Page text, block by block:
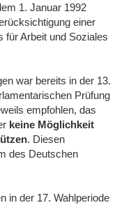
1. Januar 1992
einer
für Arbeit und Soziales
war bereits in der 13.
Prüfung
empfohlen, das
keine Möglichkeit
. Diesen
des Deutschen
in der 17. Wahlperiode